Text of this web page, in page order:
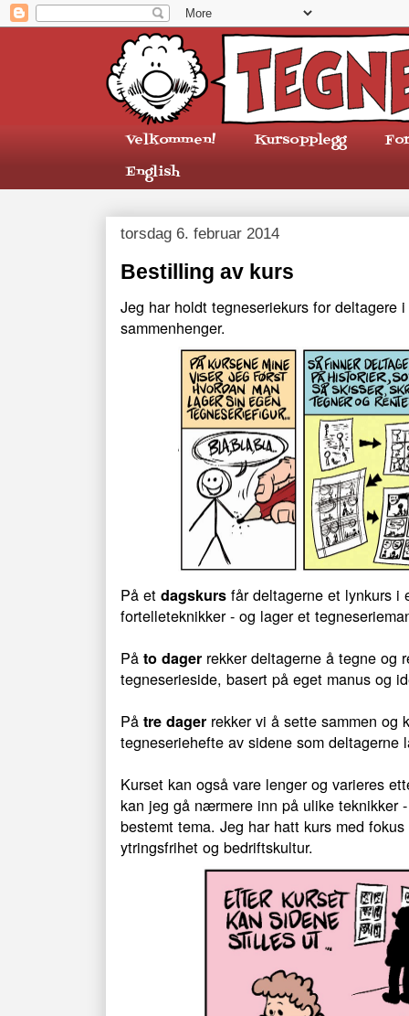
Velkommen! Kursopplegg
English
torsdag 6. februar 2014
Bestilling av kurs
Jeg har holdt tegneseriekurs for deltagere
sammenhenger.
På et dagskurs får deltagerne et lynkurs i
fortelleteknikker - og lager et
På to dager rekker deltagerne å tegne og
tegneserieside, basert på eget manus og
På tre dager rekker vi å sette sammen og
tegneseriehefte av sidene som
Kurset kan også vare lenger og varieres
kan jeg gå nærmere inn på ulike teknikker
bestemt tema. Jeg har hatt kurs med
ytringsfrihet og bedriftskultur.